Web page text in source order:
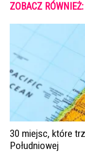
ZOBACZ RÓWNIEŻ:
30 miejsc, które
Południowej